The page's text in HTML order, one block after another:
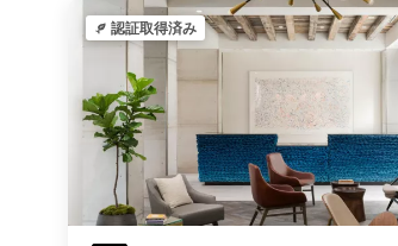
認証取得済み